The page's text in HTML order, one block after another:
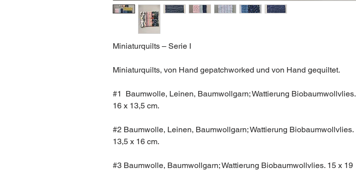
Miniaturquilts – Serie I
Miniaturquilts, von Hand gepatchworked und von Hand gequiltet.
#1 Baumwolle, Leinen, Baumwollgarn; Wattierung Biobaumwollvlies.
16 x 13,5 cm.
#2 Baumwolle, Leinen, Baumwollgarn; Wattierung Biobaumwollvlies.
13,5 x 16 cm.
#3 Baumwolle, Baumwollgarn; Wattierung Biobaumwollvlies. 15 x 19